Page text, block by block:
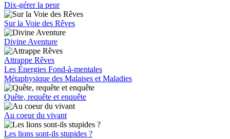
Dix-gérer la peur
Sur la Voie des Rêves
Divine Aventure
Attrappe Rêves
Les Énergies Fond-à-mentales
Métaphysique des Malaises et Maladies
Quête, requête et enquête
Au coeur du vivant
Les lions sont-ils stupides ?